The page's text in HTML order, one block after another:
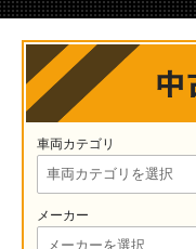
車両カテゴリ
メーカー